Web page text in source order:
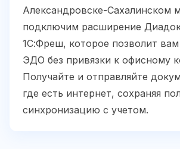
Александровске-Сахалинском
подключим расширение
1С:Фреш, которое позволит вам
ЭДО без привязки к офисному
Получайте и отправляйте
где есть интернет, сохраняя
синхронизацию с учетом.